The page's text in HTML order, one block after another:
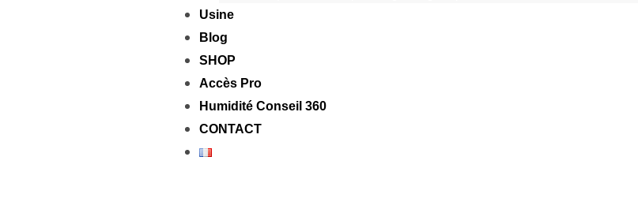
Usine
Blog
SHOP
Accès Pro
Humidité Conseil 360
CONTACT